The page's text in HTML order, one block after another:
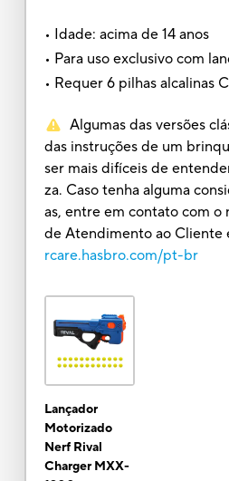
• Idade: acima de 14 anos
• Para uso exclusivo com
• Requer 6 pilhas alcalinas
Algumas das versões
das instruções de um
ser mais difíceis de
za. Caso tenha alguma
as, entre em contato com o
de Atendimento ao Cliente
rcare.hasbro.com/pt-br
Lançador
Motorizado
Nerf Rival
Charger MXX-